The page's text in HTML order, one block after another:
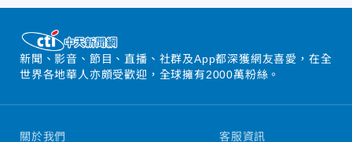
新聞、影音、節目、直播、社群及App都深獲網友喜愛，在全
世界各地華人亦頗受歡迎，全球擁有2000萬粉絲。
關於我們 客服資訊